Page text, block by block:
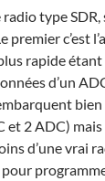
type
c’est
rapide
d’un
et 2 ADC)
d’une vrai